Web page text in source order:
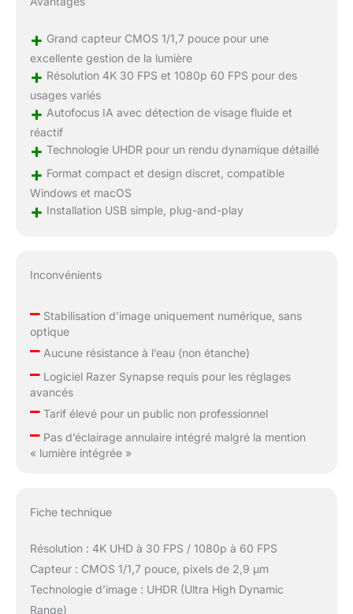
+ Grand capteur CMOS 1/1,7 pouce pour une
excellente gestion de la lumière
+ Résolution 4K 30 FPS et 1080p 60 FPS pour des
usages variés
+ Autofocus IA avec détection de visage fluide et
réactif
+ Technologie UHDR pour un rendu dynamique détaillé
+ Format compact et design discret, compatible
Windows et macOS
+ Installation USB simple, plug-and-play
Inconvénients
–Stabilisation d’image uniquement numérique, sans
optique
–Aucune résistance à l’eau (non étanche)
–Logiciel Razer Synapse requis pour les réglages
avancés
–Tarif élevé pour un public non professionnel
–Pas d’éclairage annulaire intégré malgré la mention
« lumière intégrée »
Fiche technique
Résolution : 4K UHD à 30 FPS / 1080p à 60 FPS
Capteur : CMOS 1/1,7 pouce, pixels de 2,9 μm
Technologie d’image : UHDR (Ultra High Dynamic
Range)